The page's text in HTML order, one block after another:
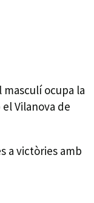
masculí ocupa la
Vilanova de
a victòries amb